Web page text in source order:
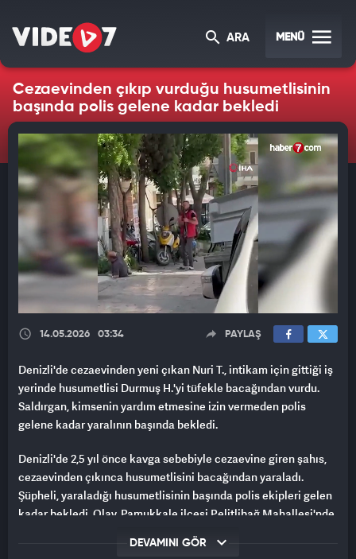
ARA MENÜ
Cezaevinden çıkıp vurduğu husumetlisinin
başında polis gelene kadar bekledi
14.05.2026 03:34 PAYLAŞ
Denizli'de cezaevinden yeni çıkan Nuri T., intikam için gittiği iş
yerinde husumetlisi Durmuş H.'yi tüfekle bacağından vurdu.
Saldırgan, kimsenin yardım etmesine izin vermeden polis
gelene kadar yaralının başında bekledi.
Denizli'de 2,5 yıl önce kavga sebebiyle cezaevine giren şahıs,
cezaevinden çıkınca husumetlisini bacağından yaraladı.
Şüpheli, yaraladığı husumetlisinin başında polis ekipleri gelen
kadar bekledi. Olay, Pamukkale ilçesi Pelitlibağ Mahallesi'nde
Durmuş H. ile kavga etti. Kavga sebebiyle Nuri T. cezaevine
DEVAMINI GÖR